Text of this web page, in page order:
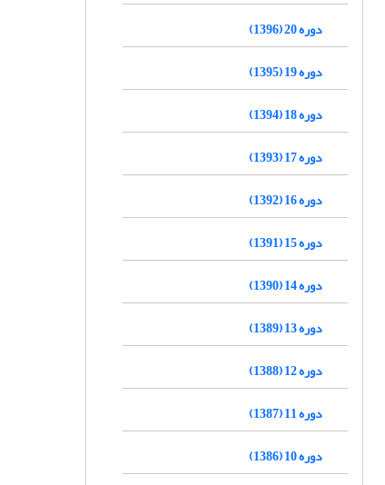
دوره 20 (1396)
دوره 19 (1395)
دوره 18 (1394)
دوره 17 (1393)
دوره 16 (1392)
دوره 15 (1391)
دوره 14 (1390)
دوره 13 (1389)
دوره 12 (1388)
دوره 11 (1387)
دوره 10 (1386)